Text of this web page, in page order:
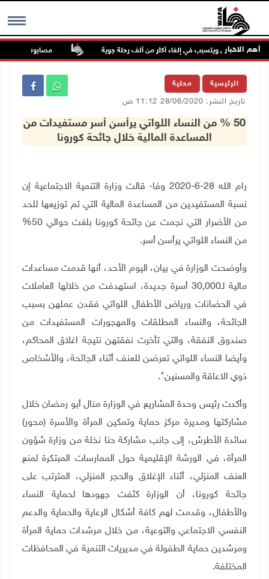
MENU أهم الاخبار
الصين ويتسبب في إلغاء أكثر من ألف رحلة جوية مصابون بنيران
الرئيسية محلية
تاريخ النشر: 28/06/2020 11:12 ص
50 % من النساء اللواتي يرأسن أسر مستفيدات من
المساعدة المالية خلال جائحة كورونا
رام الله 28-6-2020 وفا- قالت وزارة التنمية الاجتماعية إن
نسبة المستفيدين من المساعدة المالية التي تم توزيعها للحد
من الأضرار التي نجمت عن جائحة كورونا بلغت حوالي 50%
من النساء اللواتي يرأسن أسر.
وأوضحت الوزارة في بيان، اليوم الأحد، أنها قدمت مساعدات
مالية لـ30,000 أسرة جديدة، استهدفت من خلالها العاملات
في الحضانات ورياض الأطفال اللواتي فقدن عملهن بسبب
الجائحة، والنساء المطلقات والمهجورات المستفيدات من
صندوق النفقة، والتي تأخرت نفقتهن نتيجة اغلاق المحاكم،
وأيضا النساء اللواتي تعرضن للعنف أثناء الجائحة، والأشخاص
ذوي الاعاقة والمسنين".
وأكدت رئيس وحدة المشاريع في الوزارة منال أبو رمضان خلال
مشاركتها ومديرة مركز حماية وتمكين المرأة والأسرة (محور)
سائدة الأطرش، إلى جانب مشاركة حنا نخلة من وزارة شؤون
المرأة، في الورشة الإقليمية حول الممارسات المبتكرة لمنع
العنف المنزلي، أثناء الإغلاق والحجر المنزلي، المترتب على
جائحة كورونا، أن الوزارة كثفت جهودها لحماية النساء
والأطفال، وقدمت لهم كافة أشكال الرعاية والحماية والدعم
النفسي الاجتماعي والتوعية، من خلال مرشدات حماية المرأة
ومرشدين حماية الطفولة في مديريات التنمية في المحافظات
المختلفة.